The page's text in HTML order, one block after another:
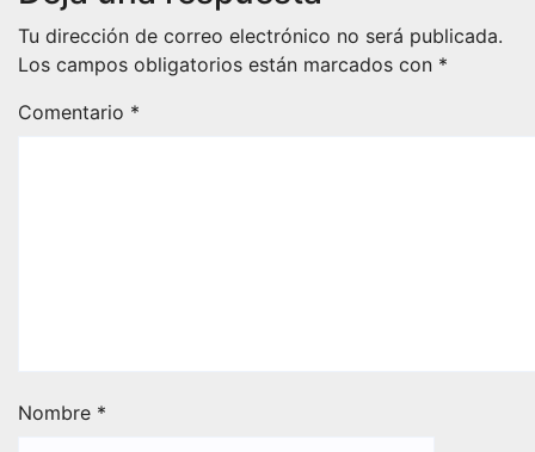
Tu dirección de correo electrónico no será publicada.
Los campos obligatorios están marcados con *
Comentario *
Nombre *